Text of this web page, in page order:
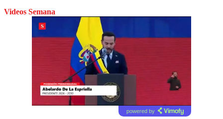
Videos Semana
powered by